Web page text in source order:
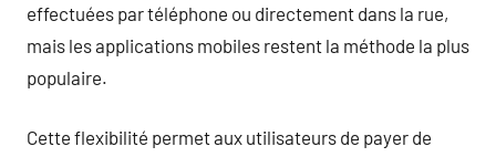
effectuées par téléphone ou directement dans la rue,
mais les applications mobiles restent la méthode la plus
populaire.
Cette flexibilité permet aux utilisateurs de payer de